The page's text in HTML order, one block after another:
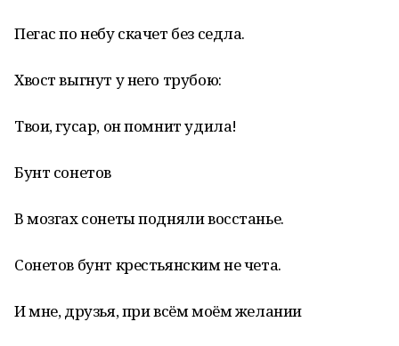
Пегас по небу скачет без седла.
Хвост выгнут у него трубою:
Твои, гусар, он помнит удила!
Бунт сонетов
В мозгах сонеты подняли восстанье.
Сонетов бунт крестьянским не чета.
И мне, друзья, при всём моём желании